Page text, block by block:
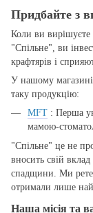
Придбайте з
Коли ви вирішуєте
"Спільне", ви
крафтярів і
У нашому магазині
таку продукцію:
MFT : Перша
мамою-
"Спільне" це не
вносить свій
спадщини. Ми
отримали лише
Наша місія та